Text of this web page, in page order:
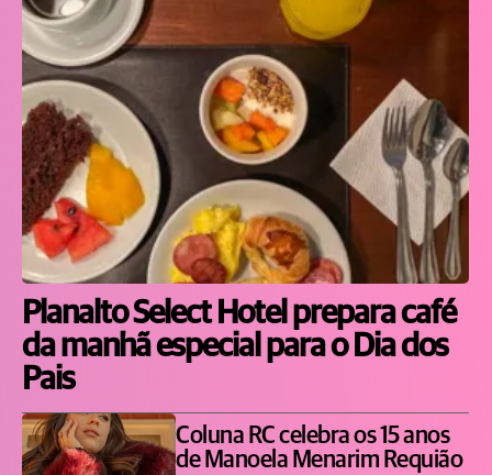
Planalto Select Hotel prepara café
da manhã especial para o Dia dos
Pais
Coluna RC celebra os 15 anos
de Manoela Menarim Requião